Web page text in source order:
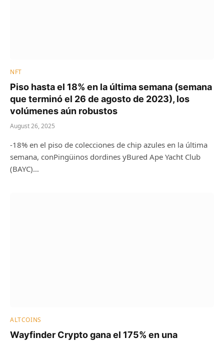
NFT
Piso hasta el 18% en la última semana (semana
que terminó el 26 de agosto de 2023), los
volúmenes aún robustos
August 26, 2025
-18% en el piso de colecciones de chip azules en la última
semana, conPingüinos dordines yBured Ape Yacht Club
(BAYC)…
ALTCOINS
Wayfinder Crypto gana el 175% en una